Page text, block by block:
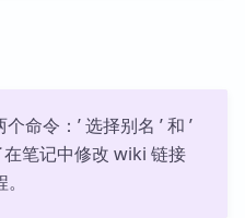
命令：’ 选择别名 ’ 和 ’
在笔记中修改 wiki 链接